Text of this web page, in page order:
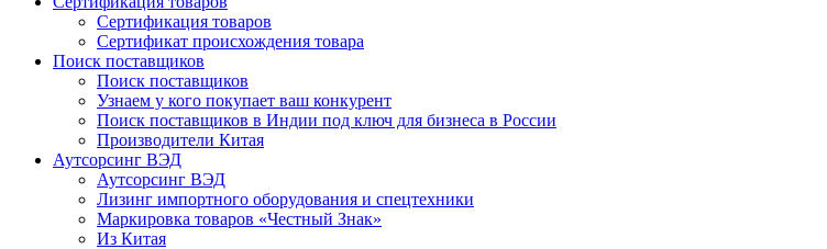
Сертификация товаров
Сертификат происхождения товара
Поиск поставщиков
Поиск поставщиков
Узнаем у кого покупает ваш конкурент
Поиск поставщиков в Индии под ключ для бизнеса в России
Производители Китая
Аутсорсинг ВЭД
Аутсорсинг ВЭД
Лизинг импортного оборудования и спецтехники
Маркировка товаров «Честный Знак»
Из Китая